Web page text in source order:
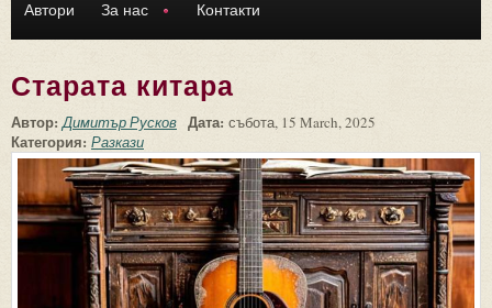
Автори За нас Контакти
Старата китара
Автор:Димитър Русков Дата: събота, 15 March, 2025
Категория: Разкази